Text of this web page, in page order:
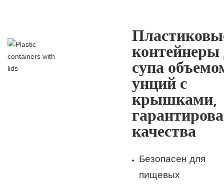
контейнеры
супа
унций с
крышками,
качества
Безопасен для
пищевых